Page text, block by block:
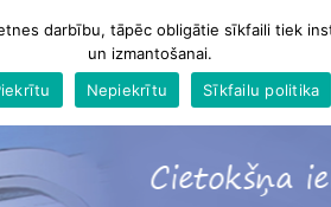
darbību, tāpēc obligātie sīkfaili tiek
un izmantošanai.
Nepiekrītu Sīkfailu politika